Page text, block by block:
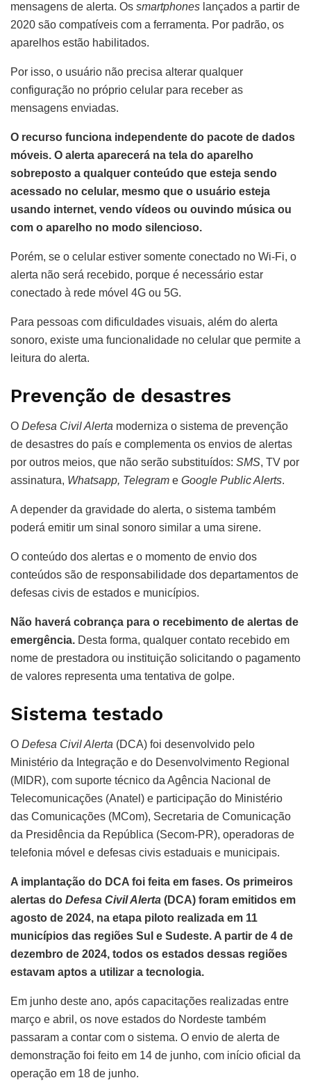
mensagens de alerta. Os smartphones lançados a partir de
2020 são compatíveis com a ferramenta. Por padrão, os
aparelhos estão habilitados.
Por isso, o usuário não precisa alterar qualquer
configuração no próprio celular para receber as
mensagens enviadas.
O recurso funciona independente do pacote de dados
móveis. O alerta aparecerá na tela do aparelho
sobreposto a qualquer conteúdo que esteja sendo
acessado no celular, mesmo que o usuário esteja
usando internet, vendo vídeos ou ouvindo música ou
com o aparelho no modo silencioso.
Porém, se o celular estiver somente conectado no Wi-Fi, o
alerta não será recebido, porque é necessário estar
conectado à rede móvel 4G ou 5G.
Para pessoas com dificuldades visuais, além do alerta
sonoro, existe uma funcionalidade no celular que permite a
leitura do alerta.
Prevenção de desastres
O Defesa Civil Alerta moderniza o sistema de prevenção
de desastres do país e complementa os envios de alertas
por outros meios, que não serão substituídos: SMS, TV por
assinatura, Whatsapp, Telegram e Google Public Alerts.
A depender da gravidade do alerta, o sistema também
poderá emitir um sinal sonoro similar a uma sirene.
O conteúdo dos alertas e o momento de envio dos
conteúdos são de responsabilidade dos departamentos de
defesas civis de estados e municípios.
Não haverá cobrança para o recebimento de alertas de
emergência. Desta forma, qualquer contato recebido em
nome de prestadora ou instituição solicitando o pagamento
de valores representa uma tentativa de golpe.
Sistema testado
O Defesa Civil Alerta (DCA) foi desenvolvido pelo
Ministério da Integração e do Desenvolvimento Regional
(MIDR), com suporte técnico da Agência Nacional de
Telecomunicações (Anatel) e participação do Ministério
das Comunicações (MCom), Secretaria de Comunicação
da Presidência da República (Secom-PR), operadoras de
telefonia móvel e defesas civis estaduais e municipais.
A implantação do DCA foi feita em fases. Os primeiros
alertas do Defesa Civil Alerta (DCA) foram emitidos em
agosto de 2024, na etapa piloto realizada em 11
municípios das regiões Sul e Sudeste. A partir de 4 de
dezembro de 2024, todos os estados dessas regiões
estavam aptos a utilizar a tecnologia.
Em junho deste ano, após capacitações realizadas entre
março e abril, os nove estados do Nordeste também
passaram a contar com o sistema. O envio de alerta de
demonstração foi feito em 14 de junho, com início oficial da
operação em 18 de junho.